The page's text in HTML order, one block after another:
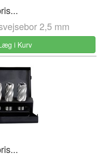
2,5 mm
i Kurv